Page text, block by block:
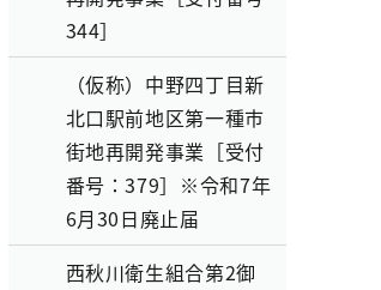
344］
（仮称）中野四丁目新
北口駅前地区第一種市
街地再開発事業［受付
番号：379］※令和7年
6月30日廃止届
西秋川衛生組合第2御